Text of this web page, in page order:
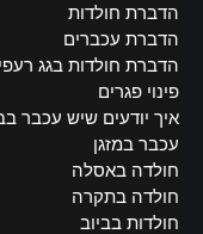
הדברת חולדות
הדברת עכברים
הדברת חולדות בגג
פינוי פגרים
איך יודעים שיש עכבר
עכבר במזגן
חולדה באסלה
חולדה בתקרה
חולדות בביוב